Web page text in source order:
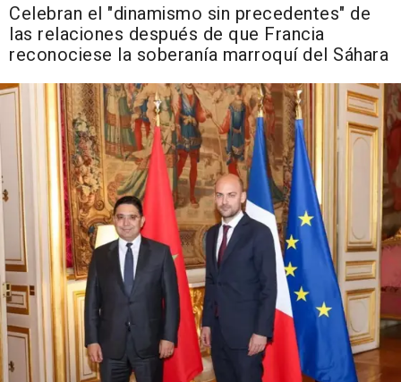
Celebran el "dinamismo sin precedentes" de
las relaciones después de que Francia
reconociese la soberanía marroquí del Sáhara